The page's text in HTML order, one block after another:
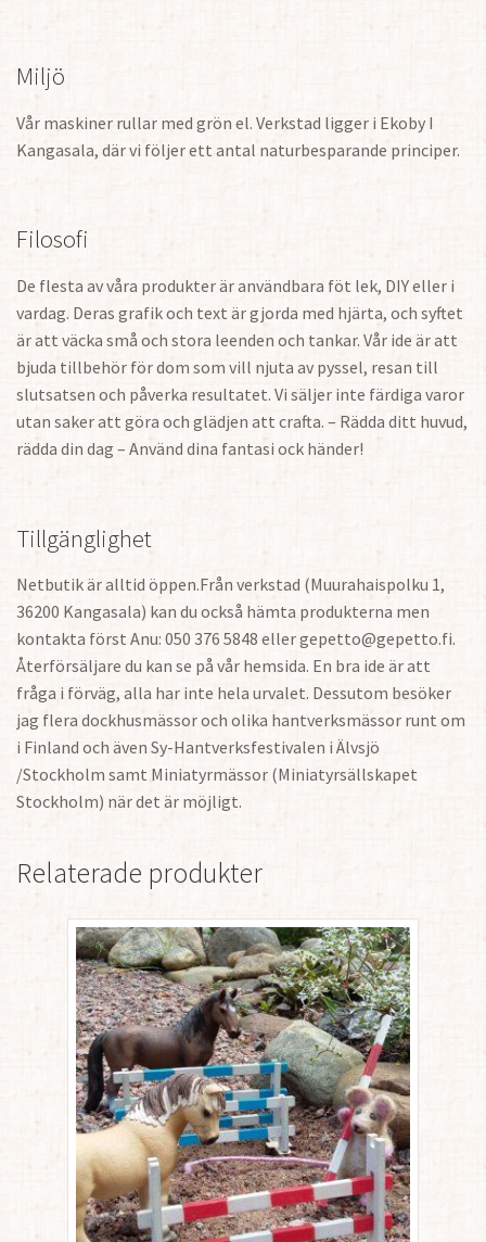
Miljö
Vår maskiner rullar med grön el. Verkstad ligger i Ekoby I
Kangasala, där vi följer ett antal naturbesparande principer.
Filosofi
De flesta av våra produkter är användbara föt lek, DIY eller i
vardag. Deras grafik och text är gjorda med hjärta, och syftet
är att väcka små och stora leenden och tankar. Vår ide är att
bjuda tillbehör för dom som vill njuta av pyssel, resan till
slutsatsen och påverka resultatet. Vi säljer inte färdiga varor
utan saker att göra och glädjen att crafta. – Rädda ditt huvud,
rädda din dag – Använd dina fantasi ock händer!
Tillgänglighet
Netbutik är alltid öppen.Från verkstad (Muurahaispolku 1,
36200 Kangasala) kan du också hämta produkterna men
kontakta först Anu: 050 376 5848 eller gepetto@gepetto.fi.
Återförsäljare du kan se på vår hemsida. En bra ide är att
fråga i förväg, alla har inte hela urvalet. Dessutom besöker
jag flera dockhusmässor och olika hantverksmässor runt om
i Finland och även Sy-Hantverksfestivalen i Älvsjö
/Stockholm samt Miniatyrmässor (Miniatyrsällskapet
Stockholm) när det är möjligt.
Relaterade produkter